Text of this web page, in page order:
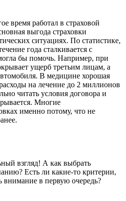
время работал в страховой
выгода страховки
ситуациях. По статистике,
года сталкивается с
бы помочь. Например, при
ущерб третьим лицам, а
В медицине хорошая
на лечение до 2 миллионов
читать условия договора и
Многие
именно потому, что не
взгляд! А как выбрать
Есть ли какие-то критерии,
внимание в первую очередь?